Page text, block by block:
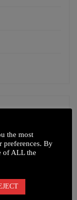
Dörfern
the most
preferences. By
of ALL the